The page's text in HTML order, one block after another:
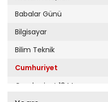
Babalar Günü
Bilgisayar
Bilim Teknik
Cumhuriyet
Cumhuriyet 19 Mayıs